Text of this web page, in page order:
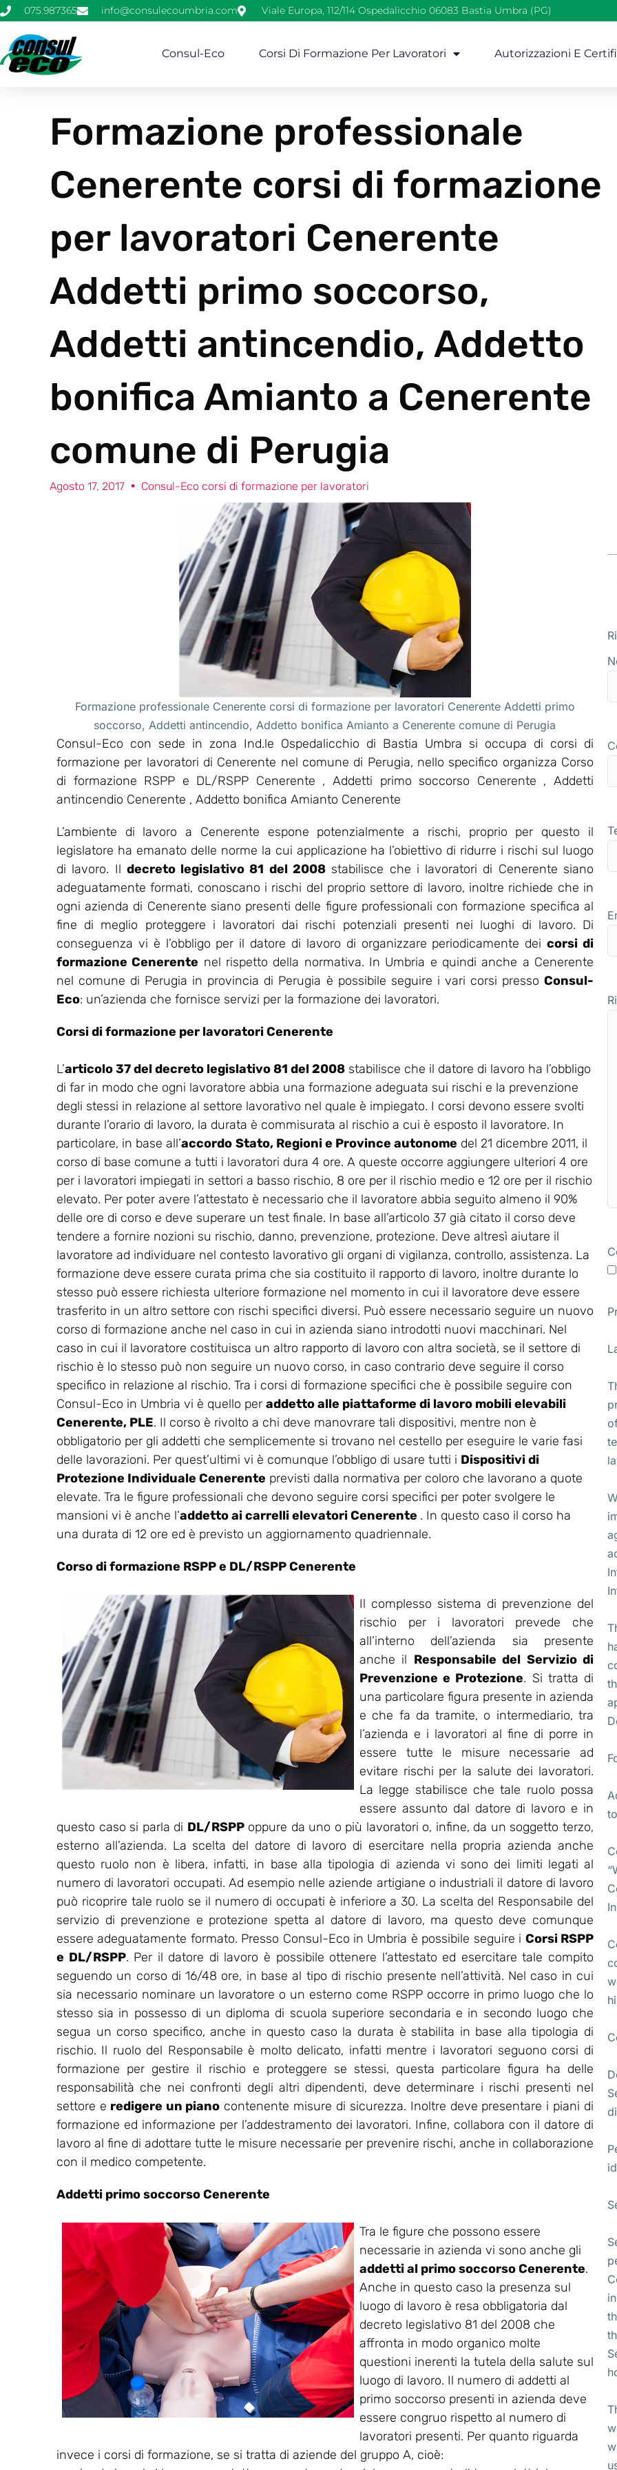
075.987365 info@consulecoumbria.com Viale Europa, 112/114 Ospedalicchio 06083 Bastia Umbra (PG)
Consul-Eco Corsi Di Formazione Per Lavoratori Autorizzazioni E
Formazione professionale
Cenerente corsi di formazione
per lavoratori Cenerente
Addetti primo soccorso,
Addetti antincendio, Addetto
bonifica Amianto a Cenerente
comune di Perugia
Agosto 17, 2017 Consul-Eco corsi di formazione per lavoratori
Formazione professionale Cenerente corsi di formazione per lavoratori Cenerente Addetti primo
soccorso, Addetti antincendio, Addetto bonifica Amianto a Cenerente comune di Perugia
Consul-Eco con sede in zona Ind.le Ospedalicchio di Bastia Umbra si occupa di corsi di
formazione per lavoratori di Cenerente nel comune di Perugia, nello specifico organizza Corso
di formazione RSPP e DL/RSPP Cenerente , Addetti primo soccorso Cenerente , Addetti
antincendio Cenerente , Addetto bonifica Amianto Cenerente
L’ambiente di lavoro a Cenerente espone potenzialmente a rischi, proprio per questo il
legislatore ha emanato delle norme la cui applicazione ha l’obiettivo di ridurre i rischi sul luogo
di lavoro. Il decreto legislativo 81 del 2008 stabilisce che i lavoratori di Cenerente siano
adeguatamente formati, conoscano i rischi del proprio settore di lavoro, inoltre richiede che in
ogni azienda di Cenerente siano presenti delle figure professionali con formazione specifica al
fine di meglio proteggere i lavoratori dai rischi potenziali presenti nei luoghi di lavoro. Di
conseguenza vi è l’obbligo per il datore di lavoro di organizzare periodicamente deicorsi di
formazione Cenerente nel rispetto della normativa. In Umbria e quindi anche a Cenerente
nel comune di Perugia in provincia di Perugia è possibile seguire i vari corsi presso Consul-
Eco: un’azienda che fornisce servizi per la formazione dei lavoratori.
Corsi di formazione per lavoratori Cenerente
L’articolo 37 del decreto legislativo 81 del 2008 stabilisce che il datore di lavoro ha l’obbligo
di far in modo che ogni lavoratore abbia una formazione adeguata sui rischi e la prevenzione
degli stessi in relazione al settore lavorativo nel quale è impiegato. I corsi devono essere svolti
durante l’orario di lavoro, la durata è commisurata al rischio a cui è esposto il lavoratore. In
particolare, in base all’accordo Stato, Regioni e Province autonome del 21 dicembre 2011, il
corso di base comune a tutti i lavoratori dura 4 ore. A queste occorre aggiungere ulteriori 4 ore
per i lavoratori impiegati in settori a basso rischio, 8 ore per il rischio medio e 12 ore per il rischio
elevato. Per poter avere l’attestato è necessario che il lavoratore abbia seguito almeno il 90%
delle ore di corso e deve superare un test finale. In base all’articolo 37 già citato il corso deve
tendere a fornire nozioni su rischio, danno, prevenzione, protezione. Deve altresì aiutare il
lavoratore ad individuare nel contesto lavorativo gli organi di vigilanza, controllo, assistenza. La
formazione deve essere curata prima che sia costituito il rapporto di lavoro, inoltre durante lo
stesso può essere richiesta ulteriore formazione nel momento in cui il lavoratore deve essere
trasferito in un altro settore con rischi specifici diversi. Può essere necessario seguire un nuovo
corso di formazione anche nel caso in cui in azienda siano introdotti nuovi macchinari. Nel
caso in cui il lavoratore costituisca un altro rapporto di lavoro con altra società, se il settore di
rischio è lo stesso può non seguire un nuovo corso, in caso contrario deve seguire il corso
specifico in relazione al rischio. Tra i corsi di formazione specifici che è possibile seguire con
Consul-Eco in Umbria vi è quello per addetto alle piattaforme di lavoro mobili elevabili
Cenerente, PLE. Il corso è rivolto a chi deve manovrare tali dispositivi, mentre non è
obbligatorio per gli addetti che semplicemente si trovano nel cestello per eseguire le varie fasi
delle lavorazioni. Per quest’ultimi vi è comunque l’obbligo di usare tutti i Dispositivi di
Protezione Individuale Cenerente previsti dalla normativa per coloro che lavorano a quote
elevate. Tra le figure professionali che devono seguire corsi specifici per poter svolgere le
mansioni vi è anche l’addetto ai carrelli elevatori Cenerente . In questo caso il corso ha
una durata di 12 ore ed è previsto un aggiornamento quadriennale.
Corso di formazione RSPP e DL/RSPP Cenerente
Il complesso sistema di prevenzione del
rischio per i lavoratori prevede che
all’interno dell’azienda sia presente
anche il Responsabile del Servizio di
Prevenzione e Protezione. Si tratta di
una particolare figura presente in azienda
e che fa da tramite, o intermediario, tra
l’azienda e i lavoratori al fine di porre in
essere tutte le misure necessarie ad
evitare rischi per la salute dei lavoratori.
La legge stabilisce che tale ruolo possa
essere assunto dal datore di lavoro e in
questo caso si parla di DL/RSPPoppure da uno o più lavoratori o, infine, da un soggetto terzo,
esterno all’azienda. La scelta del datore di lavoro di esercitare nella propria azienda anche
questo ruolo non è libera, infatti, in base alla tipologia di azienda vi sono dei limiti legati al
numero di lavoratori occupati. Ad esempio nelle aziende artigiane o industriali il datore di lavoro
può ricoprire tale ruolo se il numero di occupati è inferiore a 30. La scelta del Responsabile del
servizio di prevenzione e protezione spetta al datore di lavoro, ma questo deve comunque
essere adeguatamente formato. Presso Consul-Eco in Umbria è possibile seguire i Corsi RSPP
e DL/RSPP. Per il datore di lavoro è possibile ottenere l’attestato ed esercitare tale compito
seguendo un corso di 16/48 ore, in base al tipo di rischio presente nell’attività. Nel caso in cui
sia necessario nominare un lavoratore o un esterno come RSPP occorre in primo luogo che lo
stesso sia in possesso di un diploma di scuola superiore secondaria e in secondo luogo che
segua un corso specifico, anche in questo caso la durata è stabilita in base alla tipologia di
rischio. Il ruolo del Responsabile è molto delicato, infatti mentre i lavoratori seguono corsi di
formazione per gestire il rischio e proteggere se stessi, questa particolare figura ha delle
responsabilità che nei confronti degli altri dipendenti, deve determinare i rischi presenti nel
settore e redigere un piano contenente misure di sicurezza. Inoltre deve presentare i piani di
formazione ed informazione per l’addestramento dei lavoratori. Infine, collabora con il datore di
lavoro al fine di adottare tutte le misure necessarie per prevenire rischi, anche in collaborazione
con il medico competente.
Addetti primo soccorso Cenerente
Tra le figure che possono essere
necessarie in azienda vi sono anche gli
addetti al primo soccorso Cenerente.
Anche in questo caso la presenza sul
luogo di lavoro è resa obbligatoria dal
decreto legislativo 81 del 2008 che
affronta in modo organico molte
questioni inerenti la tutela della salute sul
luogo di lavoro. Il numero di addetti al
primo soccorso presenti in azienda deve
essere congruo rispetto al numero di
lavoratori presenti. Per quanto riguarda
invece i corsi di formazione, se si tratta di aziende del gruppo A, cioè: